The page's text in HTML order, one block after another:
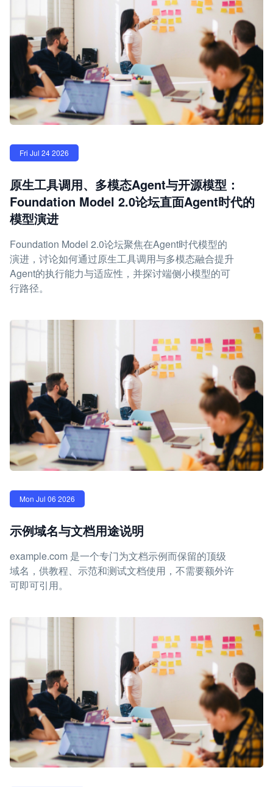
Fri Jul 24 2026
原生工具调用、多模态Agent与开源模型：
Foundation Model 2.0论坛直面Agent时代的
模型演进
Foundation Model 2.0论坛聚焦在Agent时代模型的
演进，讨论如何通过原生工具调用与多模态融合提升
Agent的执行能力与适应性，并探讨端侧小模型的可
行路径。
Mon Jul 06 2026
示例域名与文档用途说明
example.com 是一个专门为文档示例而保留的顶级
域名，供教程、示范和测试文档使用，不需要额外许
可即可引用。